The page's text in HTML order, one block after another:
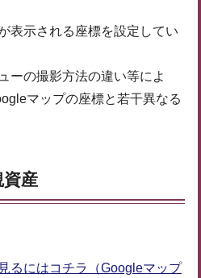
表示される座標を設定してい
ーの撮影方法の違い等によ
マップの座標と若干異なる
資産
るにはコチラ（Googleマップ